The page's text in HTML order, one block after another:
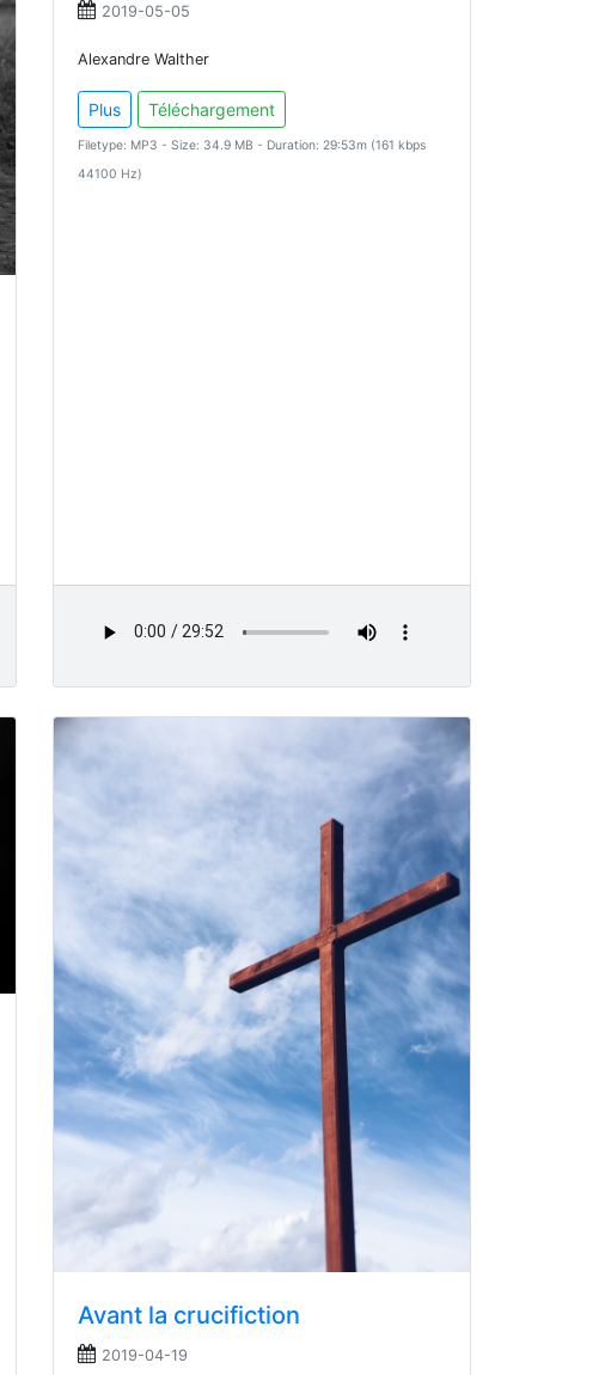
2019-05-05
Alexandre Walther
Plus Téléchargement
Filetype: MP3 - Size: 34.9 MB - Duration: 29:53m (161 kbps
44100 Hz)
Avant la crucifiction
2019-04-19